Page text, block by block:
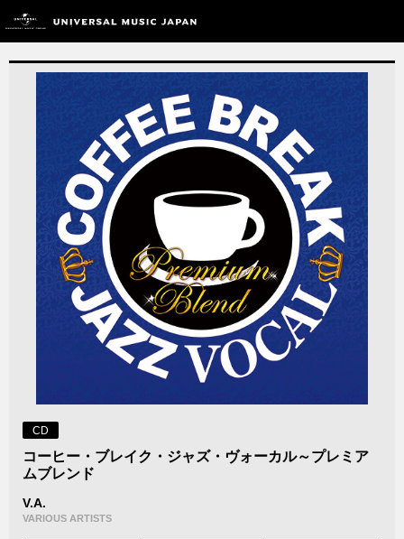
CD
コーヒー・ブレイク・ジャズ・ヴォーカル～プレミア
ムブレンド
V.A.
VARIOUS ARTISTS